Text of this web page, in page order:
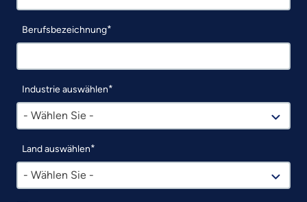
Berufsbezeichnung
Industrie auswählen
- Wählen Sie -
Land auswählen
- Wählen Sie -